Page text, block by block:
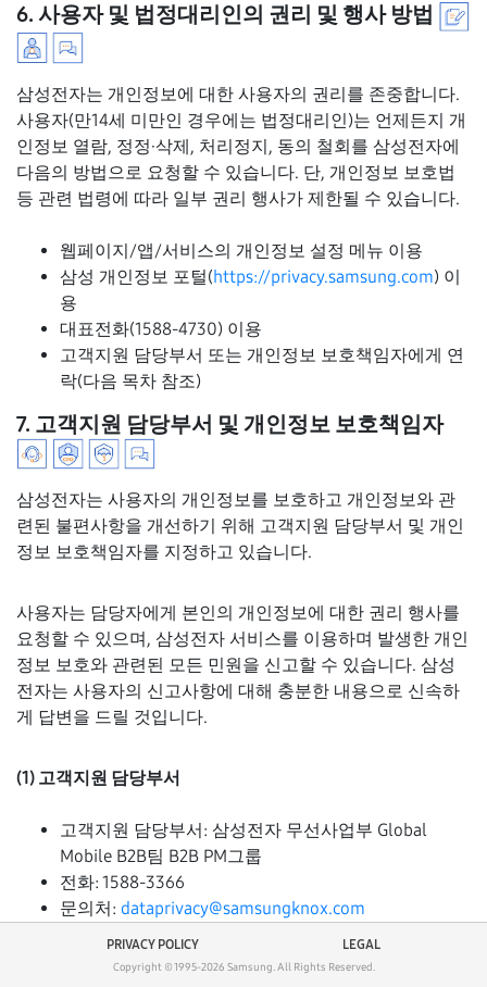
6. 사용자 및 법정대리인의 권리 및 행사 방법
삼성전자는 개인정보에 대한 사용자의 권리를 존중합니다.
사용자(만14세 미만인 경우에는 법정대리인)는 언제든지 개
인정보 열람, 정정·삭제, 처리정지, 동의 철회를 삼성전자에
다음의 방법으로 요청할 수 있습니다. 단, 개인정보 보호법
등 관련 법령에 따라 일부 권리 행사가 제한될 수 있습니다.
웹페이지/앱/서비스의 개인정보 설정 메뉴 이용
삼성 개인정보 포털(https://privacy.samsung.com) 이
용
대표전화(1588-4730) 이용
고객지원 담당부서 또는 개인정보 보호책임자에게 연
락(다음 목차 참조)
7. 고객지원 담당부서 및 개인정보 보호책임자
삼성전자는 사용자의 개인정보를 보호하고 개인정보와 관
련된 불편사항을 개선하기 위해 고객지원 담당부서 및 개인
정보 보호책임자를 지정하고 있습니다.
사용자는 담당자에게 본인의 개인정보에 대한 권리 행사를
요청할 수 있으며, 삼성전자 서비스를 이용하며 발생한 개인
정보 보호와 관련된 모든 민원을 신고할 수 있습니다. 삼성
전자는 사용자의 신고사항에 대해 충분한 내용으로 신속하
게 답변을 드릴 것입니다.
(1) 고객지원 담당부서
고객지원 담당부서: 삼성전자 무선사업부 Global
Mobile B2B팀 B2B PM그룹
전화: 1588-3366
문의처: dataprivacy@samsungknox.com
(2) 개인정보 보호책임자 및 개인정보 보호 담당부서
PRIVACY POLICY LEGAL
Copyright © 1995-2026 Samsung. All Rights Reserved.